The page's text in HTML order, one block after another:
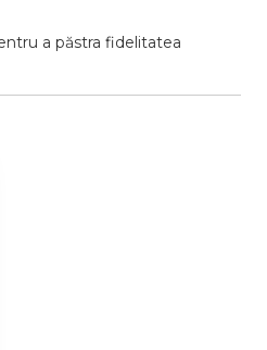
a păstra fidelitatea